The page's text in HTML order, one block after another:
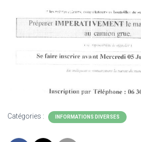
Catégories : INFORMATIONS DIVERSES